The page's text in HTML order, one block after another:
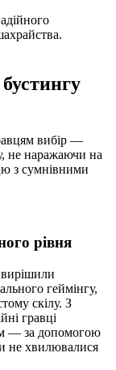
вибір —
не наражаючи на
з сумнівними
рівня
геймінгу,
скілу. З
гравці
— за допомогою
не хвилювалися